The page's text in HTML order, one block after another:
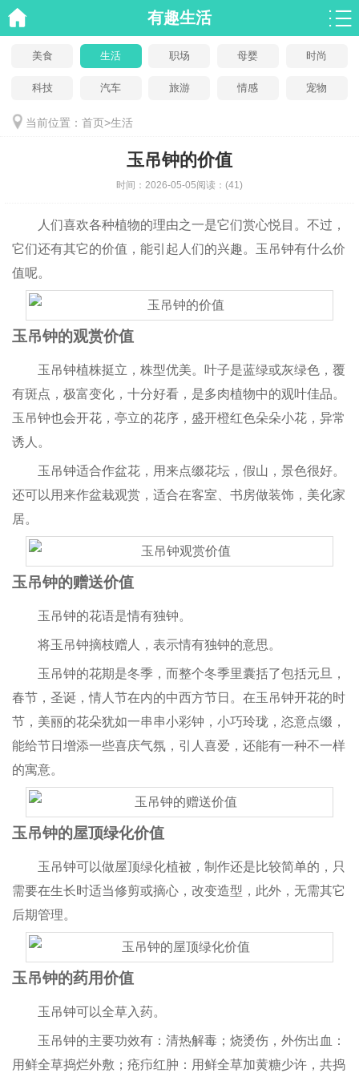
有趣生活
美食 生活 职场 母婴 时尚
科技 汽车 旅游 情感 宠物
当前位置： 首页>生活
玉吊钟的价值
时间： 2026-05-05阅读： (41)
人们喜欢各种植物的理由之一是它们赏心悦目。不过，
它们还有其它的价值，能引起人们的兴趣。玉吊钟有什么价
值呢。
玉吊钟的观赏价值
玉吊钟植株挺立，株型优美。叶子是蓝绿或灰绿色，覆
有斑点，极富变化，十分好看，是多肉植物中的观叶佳品。
玉吊钟也会开花，亭立的花序，盛开橙红色朵朵小花，异常
诱人。
玉吊钟适合作盆花，用来点缀花坛，假山，景色很好。
还可以用来作盆栽观赏，适合在客室、书房做装饰，美化家
居。
玉吊钟的赠送价值
玉吊钟的花语是情有独钟。
将玉吊钟摘枝赠人，表示情有独钟的意思。
玉吊钟的花期是冬季，而整个冬季里囊括了包括元旦，
春节，圣诞，情人节在内的中西方节日。在玉吊钟开花的时
节，美丽的花朵犹如一串串小彩钟，小巧玲珑，恣意点缀，
能给节日增添一些喜庆气氛，引人喜爱，还能有一种不一样
的寓意。
玉吊钟的屋顶绿化价值
玉吊钟可以做屋顶绿化植被，制作还是比较简单的，只
需要在生长时适当修剪或摘心，改变造型，此外，无需其它
后期管理。
玉吊钟的药用价值
玉吊钟可以全草入药。
玉吊钟的主要功效有：清热解毒；烧烫伤，外伤出血：
用鲜全草捣烂外敷；疮疖红肿：用鲜全草加黄糖少许，共捣